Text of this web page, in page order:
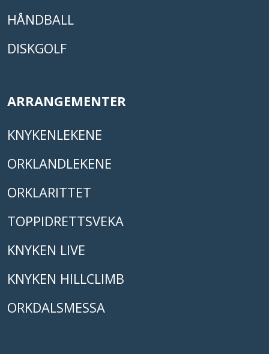
HÅNDBALL
DISKGOLF
ARRANGEMENTER
KNYKENLEKENE
ORKLANDLEKENE
ORKLARITTET
TOPPIDRETTSVEKA
KNYKEN LIVE
KNYKEN HILLCLIMB
ORKDALSMESSA